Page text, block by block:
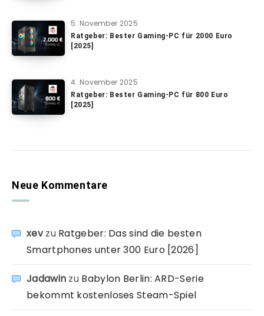
5. November 2025
Ratgeber: Bester Gaming-PC für 2000 Euro
[2025]
4. November 2025
Ratgeber: Bester Gaming-PC für 800 Euro
[2025]
Neue Kommentare
xevzu Ratgeber: Das sind die besten
Smartphones unter 300 Euro [2026]
Jadawin zu Babylon Berlin: ARD-Serie
bekommt kostenloses Steam-Spiel